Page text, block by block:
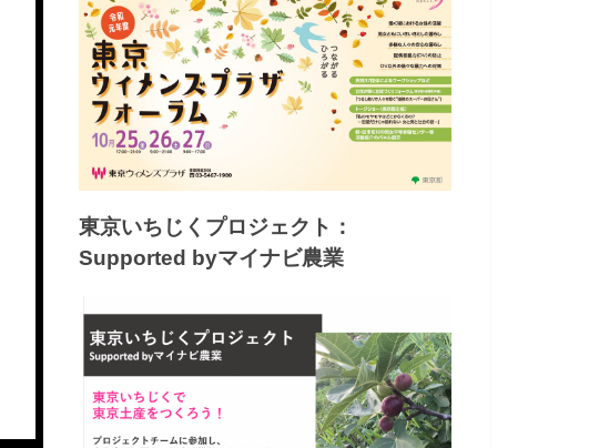
東京いちじくプロジェクト：
Supported byマイナビ農業